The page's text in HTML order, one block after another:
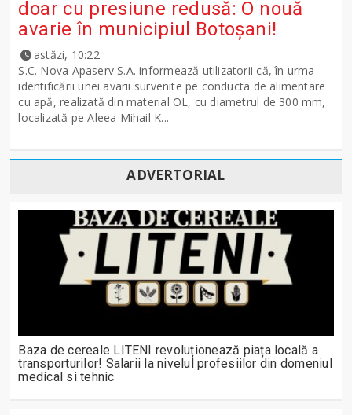
doar cu presiune redusă: O nouă
avarie în municipiul Botoșani!
astăzi, 10:22
S.C. Nova Apaserv S.A. informează utilizatorii că, în urma
identificării unei avarii survenite pe conducta de alimentare
cu apă, realizată din material OL, cu diametrul de 300 mm,
localizată pe Aleea Mihail K...
ADVERTORIAL
Baza de cereale LITENI revoluționează piața locală a
transporturilor! Salarii la nivelul profesiilor din domeniul
medical si tehnic